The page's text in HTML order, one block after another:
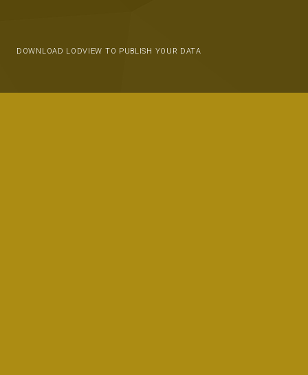
DOWNLOAD LODVIEW TO PUBLISH YOUR DATA